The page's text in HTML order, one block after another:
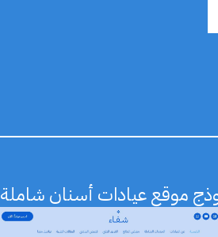
موقع عيادات أسنان شاملة